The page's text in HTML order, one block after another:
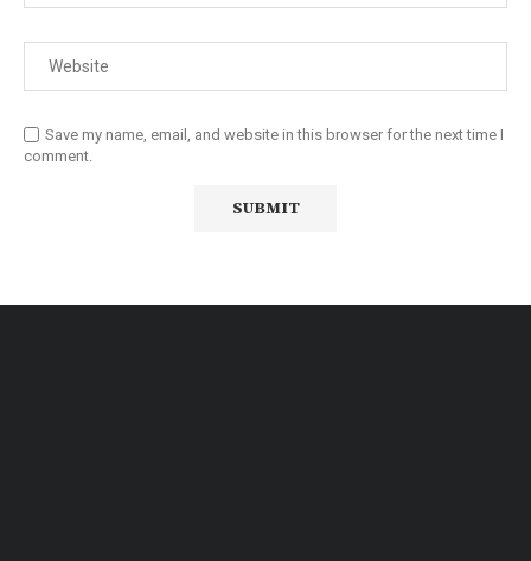
Save my name, email, and website in this browser for the next time I
comment.